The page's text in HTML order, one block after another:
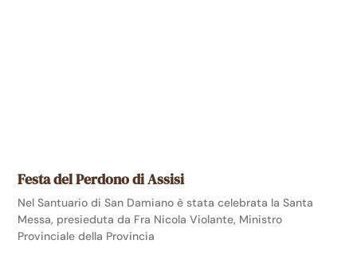
Festa del Perdono di Assisi
Nel Santuario di San Damiano è stata celebrata la Santa
Messa, presieduta da Fra Nicola Violante, Ministro
Provinciale della Provincia